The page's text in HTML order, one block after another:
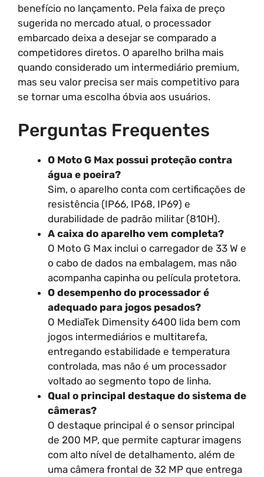
benefício no lançamento. Pela faixa de preço
sugerida no mercado atual, o processador
embarcado deixa a desejar se comparado a
competidores diretos. O aparelho brilha mais
quando considerado um intermediário premium,
mas seu valor precisa ser mais competitivo para
se tornar uma escolha óbvia aos usuários.
Perguntas Frequentes
O Moto G Max possui proteção contra
água e poeira?
Sim, o aparelho conta com certificações de
resistência (IP66, IP68, IP69) e
durabilidade de padrão militar (810H).
A caixa do aparelho vem completa?
O Moto G Max inclui o carregador de 33 W e
o cabo de dados na embalagem, mas não
acompanha capinha ou película protetora.
O desempenho do processador é
adequado para jogos pesados?
O MediaTek Dimensity 6400 lida bem com
jogos intermediários e multitarefa,
entregando estabilidade e temperatura
controlada, mas não é um processador
voltado ao segmento topo de linha.
Qual o principal destaque do sistema de
câmeras?
O destaque principal é o sensor principal
de 200 MP, que permite capturar imagens
com alto nível de detalhamento, além de
uma câmera frontal de 32 MP que entrega